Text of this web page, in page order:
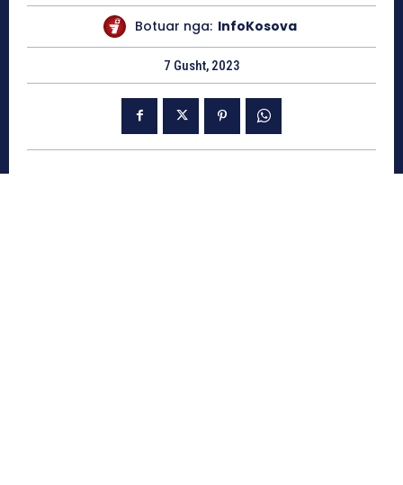
Botuar nga: InfoKosova
7 Gusht, 2023